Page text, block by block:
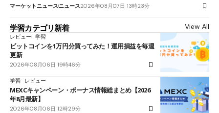
マーケットニュースニュース2026年08月07日 13時23分
学習カテゴリ新着 View All
レビュー 学習
ビットコインを1万円分買ってみた！運用損益を毎週
更新
2026年08月06日 19時46分
学習 レビュー
MEXCキャンペーン・ボーナス情報総まとめ【2026
年8月最新】
2026年08月06日 12時29分